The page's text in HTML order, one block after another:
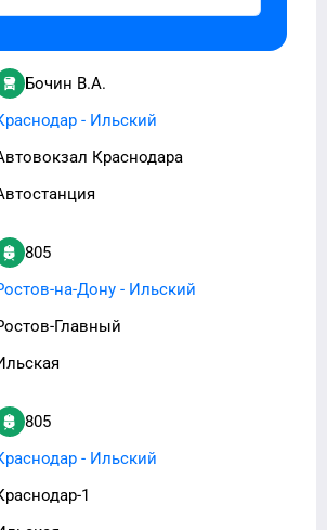
Бочин В.А.
- Ильский
Краснодара
805
на-Дону - Ильский
Главный
805
- Ильский
1